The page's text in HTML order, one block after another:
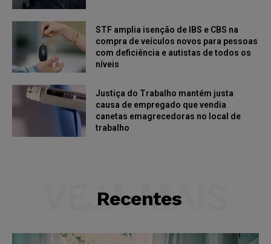
STF amplia isenção de IBS e CBS na
compra de veículos novos para pessoas
com deficiência e autistas de todos os
níveis
Justiça do Trabalho mantém justa
causa de empregado que vendia
canetas emagrecedoras no local de
trabalho
Recentes
VEJA MAIS